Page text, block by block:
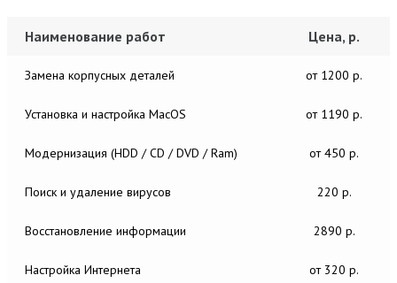
Наименование работ Цена, р.
Замена корпусных деталей от 1200 р.
Установка и настройка MacОS от 1190 р.
Модернизация (HDD / CD / DVD / Ram) от 450 р.
Поиск и удаление вирусов 220 р.
Восстановление информации 2890 р.
Настройка Интернета от 320 р.